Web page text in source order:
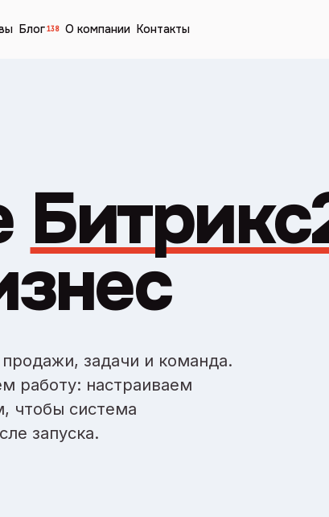
Блог 138 О компании Контакты
задачи и команда.
работу: настраиваем
чтобы система
запуска.